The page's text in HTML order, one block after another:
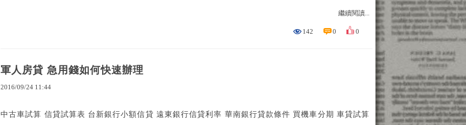
繼續閱讀...
142 0 0
軍人房貸 急用錢如何快速辦理
2016/09/24 11:44
中古車試算 信貸試算表 台新銀行小額信貸 遠東銀行信貸利率 華南銀行貸款條件 買機車分期 車貸試算